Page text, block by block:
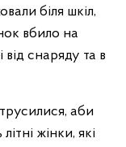
біля шкіл,
вбило на
від снаряду та в
аби
жінки, які